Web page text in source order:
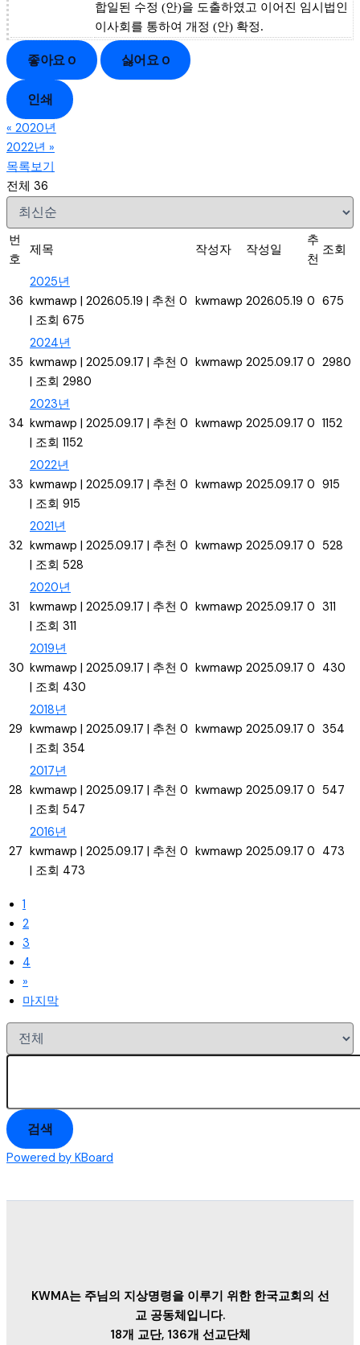
합일된 수정 (안)을 도출하였고 이어진 임시법인
이사회를 통하여 개정 (안) 확정.
좋아요 0 싫어요 0
인쇄
« 2020년
2022년 »
목록보기
전체 36
번
호
제목 작성자 작성일
추
천
조회
36
2025년
kwmawp | 2026.05.19 | 추천 0
| 조회 675
kwmawp 2026.05.19 0 675
35
2024년
kwmawp | 2025.09.17 | 추천 0
| 조회 2980
kwmawp 2025.09.17 0 2980
34
2023년
kwmawp | 2025.09.17 | 추천 0
| 조회 1152
kwmawp 2025.09.17 0 1152
33
2022년
kwmawp | 2025.09.17 | 추천 0
| 조회 915
kwmawp 2025.09.17 0 915
32
2021년
kwmawp | 2025.09.17 | 추천 0
| 조회 528
kwmawp 2025.09.17 0 528
31
2020년
kwmawp | 2025.09.17 | 추천 0
| 조회 311
kwmawp 2025.09.17 0 311
30
2019년
kwmawp | 2025.09.17 | 추천 0
| 조회 430
kwmawp 2025.09.17 0 430
29
2018년
kwmawp | 2025.09.17 | 추천 0
| 조회 354
kwmawp 2025.09.17 0 354
28
2017년
kwmawp | 2025.09.17 | 추천 0
| 조회 547
kwmawp 2025.09.17 0 547
27
2016년
kwmawp | 2025.09.17 | 추천 0
| 조회 473
kwmawp 2025.09.17 0 473
1
2
3
4
»
마지막
검색
Powered by KBoard
KWMA는 주님의 지상명령을 이루기 위한 한국교회의 선
교 공동체입니다.
18개 교단, 136개 선교단체